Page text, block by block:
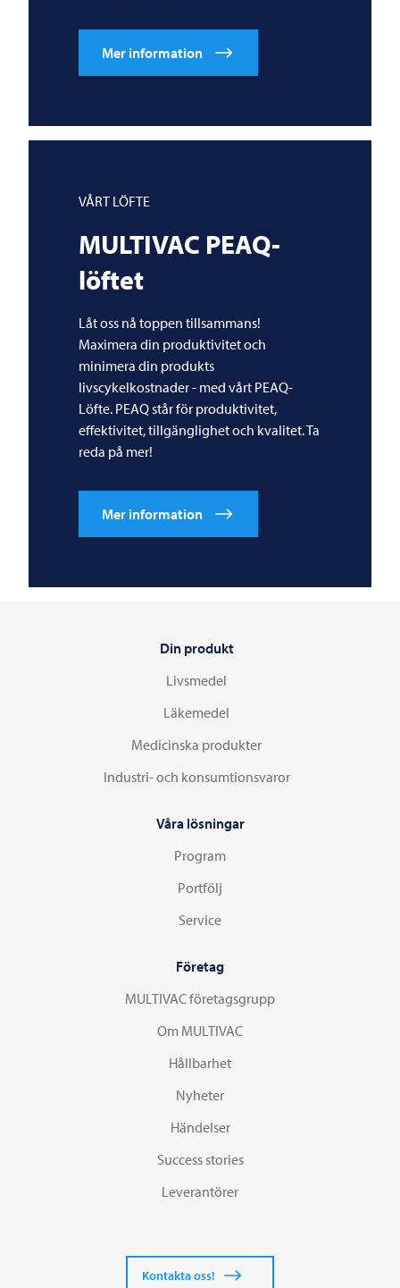
Mer information
VÅRT LÖFTE
MULTIVAC PEAQ-
löftet
Låt oss nå toppen tillsammans!
Maximera din produktivitet och
minimera din produkts
livscykelkostnader - med vårt PEAQ-
Löfte. PEAQ står för produktivitet,
effektivitet, tillgänglighet och kvalitet. Ta
reda på mer!
Mer information
Din produkt
Livsmedel
Läkemedel
Medicinska produkter
Industri- och konsumtionsvaror
Våra lösningar
Program
Portfölj
Service
Företag
MULTIVAC företagsgrupp
Om MULTIVAC
Hållbarhet
Nyheter
Händelser
Success stories
Leverantörer
Kontakta oss!